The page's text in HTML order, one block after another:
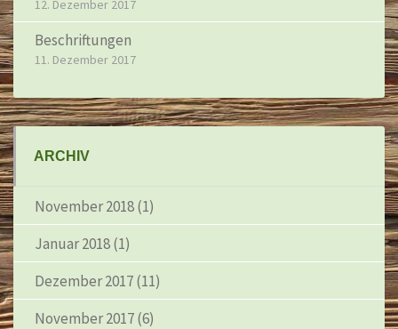
12. Dezember 2017
Beschriftungen
11. Dezember 2017
ARCHIV
November 2018(1)
Januar 2018(1)
Dezember 2017(11)
November 2017(6)